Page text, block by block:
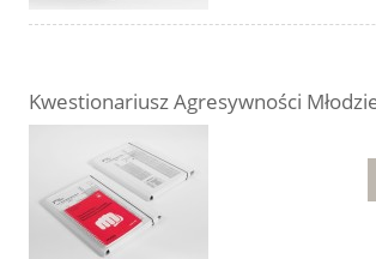
Kwestionariusz Agresywności